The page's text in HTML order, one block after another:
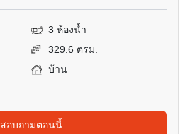
3 ห้องน้ำ
329.6 ตรม.
บ้าน
สอบถามตอนนี้